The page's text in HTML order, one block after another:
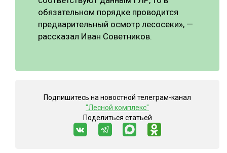
обязательном порядке проводится
предварительный осмотр лесосеки», —
рассказал Иван Советников.
Подпишитесь на новостной телеграм-канал
"Лесной комплекс"
Поделиться статьей